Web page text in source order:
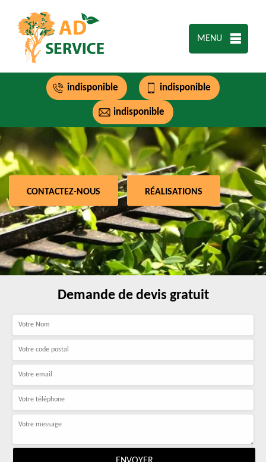
MENU
indisponible indisponible
indisponible
CONTACTEZ-NOUS RÉALISATIONS
Demande de devis gratuit